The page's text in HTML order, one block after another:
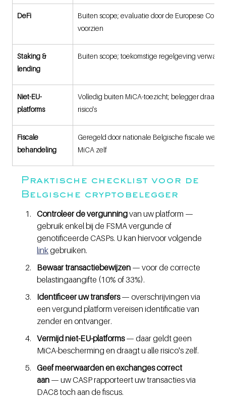
DeFi
Buiten scope; evaluatie door de Europese
voorzien
Staking &
lending
Buiten scope; toekomstige regelgeving verwacht
Niet-EU-
platforms
Volledig buiten MiCA-toezicht; belegger draagt
risico's
Fiscale
behandeling
Geregeld door nationale Belgische fiscale wet,
MiCA zelf
Praktische checklist voor de
Belgische cryptobelegger
Controleer de vergunning van uw platform —
gebruik enkel bij de FSMA vergunde of
genotificeerde CASPs. U kan hiervoor volgende
link gebruiken.
Bewaar transactiebewijzen — voor de correcte
belastingaangifte (10% of 33%).
Identificeer uw transfers — overschrijvingen via
een vergund platform vereisen identificatie van
zender en ontvanger.
Vermijd niet-EU-platforms — daar geldt geen
MiCA-bescherming en draagt u alle risico's zelf.
Geef meerwaarden en exchanges correct
aan — uw CASP rapporteert uw transacties via
DAC8 toch aan de fiscus.